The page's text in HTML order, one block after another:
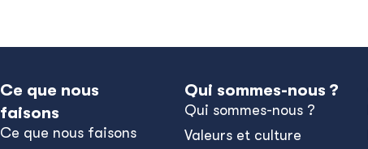
Ce que nous
faisons
Ce que nous faisons
Qui sommes-nous ?
Qui sommes-nous ?
Valeurs et culture